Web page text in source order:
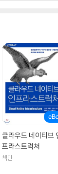
이해한다.
클라우드 네이티브
프라스트럭처
책만